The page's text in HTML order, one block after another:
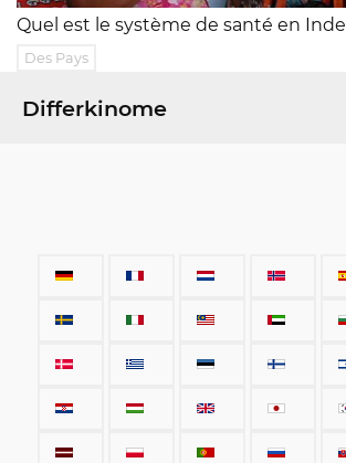
Quel est le système de santé en Inde
Des Pays
Differkinome